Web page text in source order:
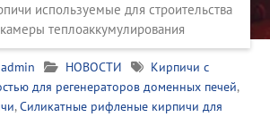
используемые для строительства
теплоаккумулирования
admin НОВОСТИ
Кирпичи с
для регенераторов доменных печей,
,Силикатные рифленые кирпичи для